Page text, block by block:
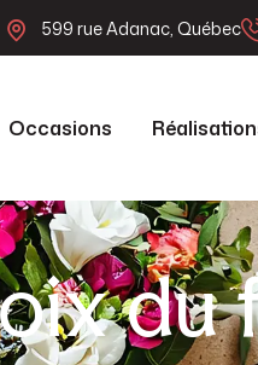
599 rue Adanac, Québec
Occasions
du